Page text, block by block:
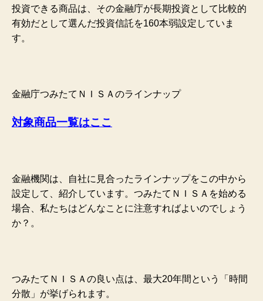
投資できる商品は、その金融庁が長期投資として比較的
有効だとして選んだ投資信託を160本弱設定していま
す。
金融庁つみたてＮＩＳＡのラインナップ
対象商品一覧はここ
金融機関は、自社に見合ったラインナップをこの中から
設定して、紹介しています。つみたてＮＩＳＡを始める
場合、私たちはどんなことに注意すればよいのでしょう
か？。
つみたてＮＩＳＡの良い点は、最大20年間という「時間
分散」が挙げられます。